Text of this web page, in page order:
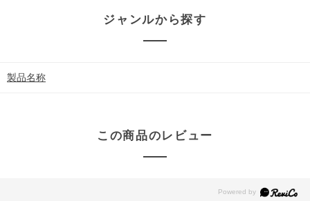
ジャンルから探す
製品名称
この商品のレビュー